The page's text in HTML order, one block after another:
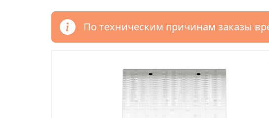
По техническим причинам заказы